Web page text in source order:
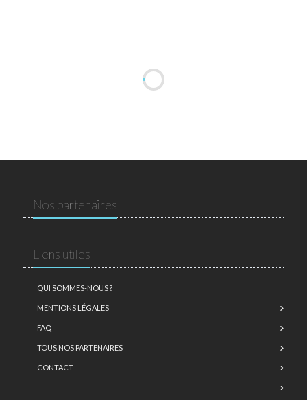
Nos partenaires
Liens utiles
QUI SOMMES-NOUS ?
MENTIONS LÉGALES
FAQ
TOUS NOS PARTENAIRES
CONTACT